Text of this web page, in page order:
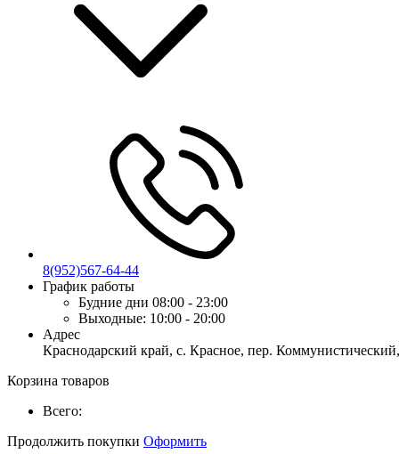
8(952)567-64-44
График работы
Будние дни 08:00 - 23:00
Выходные: 10:00 - 20:00
Адрес
Краснодарский край, с. Красное, пер.
Корзина товаров
Всего:
Продолжить покупки Оформить